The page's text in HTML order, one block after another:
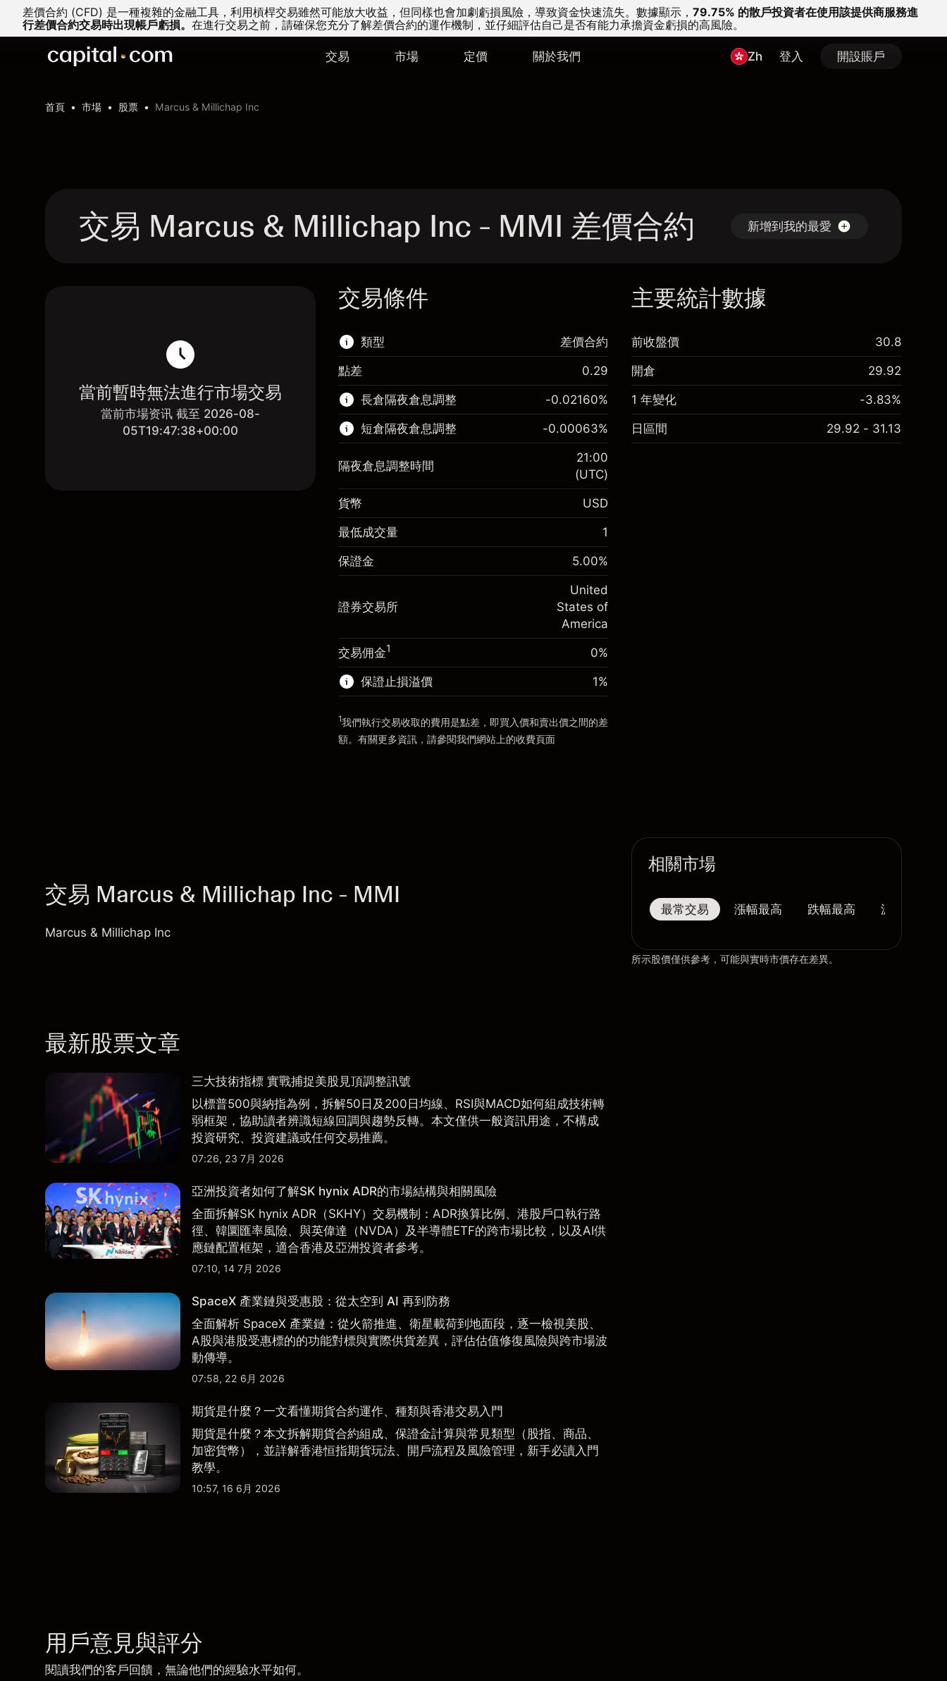
差價合約 (CFD) 是一種複雜的金融工具，利用槓桿交易雖然可能放大收益，但同樣也會加劇虧損風險，導致資金快速流失。 數據顯示， 79.75% 的散戶投資者在使用該提供商服務進
行差價合約交易時出現帳戶虧損。 在進行交易之前，請確保您充分了解差價合約的運作機制，並仔細評估自己是否有能力承擔資金虧損的高風險。
交易 市場 定價 關於我們 Zh 登入 開設賬戶
首頁 市場 股票 Marcus & Millichap Inc
交易 Marcus & Millichap Inc - MMI 差價合約 新增到我的最愛
當前暫時無法進行市場交易
當前市場资讯 截至 2026-08-
05T19:47:38+00:00
交易條件
類型
該金融市場可進行差價合約交易。
了解更多：
差價合約
差價合約
點差 0.29
長倉隔夜倉息調整
$1,000.00
隔夜倉息
來自頭寸全值的費用
-0.021596
(-$4.32)
來自杠杆的資金 - 美元（大約值）
$19,000.00
前往平台
-0.02160%
短倉隔夜倉息調整
保證金。您的投資 $1,000.00
來自頭寸全值的費用
-0.000626
(-$0.13)
使用杠杆的交易規模（大約值）
$20,000.00
$19,000.00
前往平台
-0.00063%
隔夜倉息調整時間
21:00
(UTC)
貨幣 USD
最低成交量 1
保證金 5.00%
證券交易所
United
States of
America
交易佣金1 0%
保證止損溢價
「服務費用」
1%
1我們執行交易收取的費用是點差，即買入價和賣出價之間的差
額。有關更多資訊，請參閱我們網站上的收費頁面
主要統計數據
前收盤價 30.8
開倉 29.92
1 年變化 -3.83%
日區間 29.92 - 31.13
交易 Marcus & Millichap Inc - MMI
Marcus & Millichap Inc
最新股票文章
三大技術指標 實戰捕捉美股見頂調整訊號
以標普500與納指為例，拆解50日及200日均線、RSI與MACD如何組成技術轉
弱框架，協助讀者辨識短線回調與趨勢反轉。本文僅供一般資訊用途，不構成
投資研究、投資建議或任何交易推薦。
07:26, 23 7月 2026
亞洲投資者如何了解SK hynix ADR的市場結構與相關風險
全面拆解SK hynix ADR（SKHY）交易機制：ADR換算比例、港股戶口執行路
徑、韓圜匯率風險、與英偉達（NVDA）及半導體ETF的跨市場比較，以及AI供
應鏈配置框架，適合香港及亞洲投資者參考。
07:10, 14 7月 2026
SpaceX 產業鏈與受惠股：從太空到 AI 再到防務
全面解析 SpaceX 產業鏈：從火箭推進、衛星載荷到地面段，逐一檢視美股、
A股與港股受惠標的的功能對標與實際供貨差異，評估估值修復風險與跨市場波
動傳導。
07:58, 22 6月 2026
期貨是什麼？一文看懂期貨合約運作、種類與香港交易入門
期貨是什麼？本文拆解期貨合約組成、保證金計算與常見類型（股指、商品、
加密貨幣），並詳解香港恒指期貨玩法、開戶流程及風險管理，新手必讀入門
教學。
10:57, 16 6月 2026
相關市場
最常交易 漲幅最高 跌幅最高 波幅最大
所示股價僅供參考，可能與實時市價存在差異。
用戶意見與評分
閱讀我們的客戶回饋，無論他們的經驗水平如何。